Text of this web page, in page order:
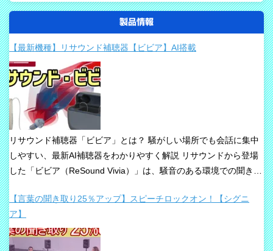
製品情報
【最新機種】リサウンド補聴器【ビビア】AI搭載
リサウンド補聴器「ビビア」とは？ 騒がしい場所でも会話に集中
しやすい、最新AI補聴器をわかりやすく解説 リサウンドから登場
した「ビビア（ReSound Vivia）」は、騒音のある環境での聞き取
「騒音下でも鮮やかな聞き取り」、「世界最小AI補聴器」、
「Auracast標準搭載」が主な特長です。 ビビアが目指している
のは、単純な増幅だけではありません。 周囲の音の中から、聞き
たい声に意識を向けやすくすること、そして自然な聞こえ方をで
【言葉の聞き取り25％アップ】スピーチロックオン！【シグニ
ア】